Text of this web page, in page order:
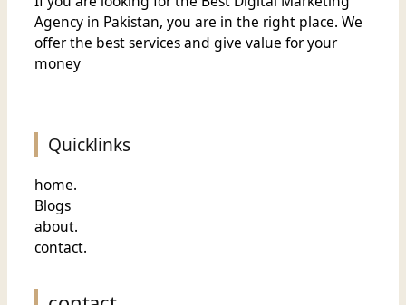
Agency in Pakistan, you are in the right place. We
offer the best services and give value foryour
money
Quicklinks
home.
Blogs
about.
contact.